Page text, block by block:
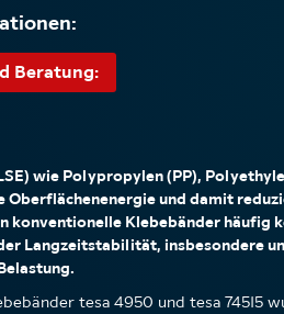
Beratung:
wie Polypropylen (PP),
Oberflächenenergie und damit
konventionelle Klebebänder häufig
Langzeitstabilität, insbesondere
tesa 4950 und tesa 74515